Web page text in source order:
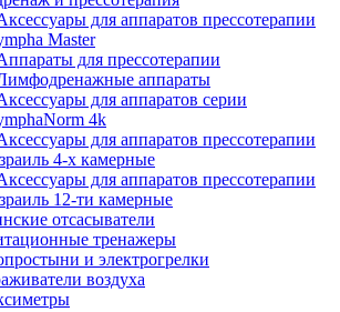
для аппаратов прессотерапии
Master
для прессотерапии
аппараты
для аппаратов серии
4k
для аппаратов прессотерапии
4-х камерные
для аппаратов прессотерапии
12-ти камерные
отсасыватели
тренажеры
и электрогрелки
воздуха